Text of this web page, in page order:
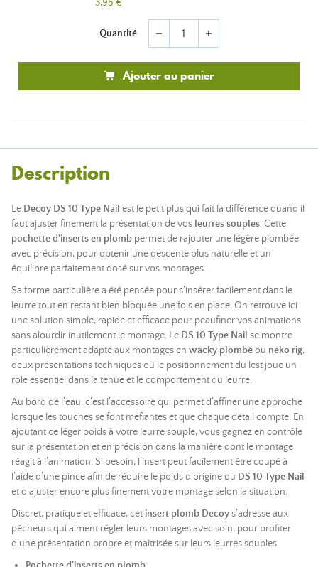
3,95 €
Quantité remove add
Ajouter au panier
Description
Le Decoy DS 10 Type Nail est le petit plus qui fait la différence quand il
faut ajuster finement la présentation de vos leurres souples. Cette
pochette d'inserts en plomb permet de rajouter une légère plombée
avec précision, pour obtenir une descente plus naturelle et un
équilibre parfaitement dosé sur vos montages.
Sa forme particulière a été pensée pour s’insérer facilement dans le
leurre tout en restant bien bloquée une fois en place. On retrouve ici
une solution simple, rapide et efficace pour peaufiner vos animations
sans alourdir inutilement le montage. Le DS 10 Type Nail se montre
particulièrement adapté aux montages en wacky plombéou neko rig,
deux présentations techniques où le positionnement du lest joue un
rôle essentiel dans la tenue et le comportement du leurre.
Au bord de l’eau, c’est l’accessoire qui permet d’affiner une approche
lorsque les touches se font méfiantes et que chaque détail compte. En
ajoutant ce léger poids à votre leurre souple, vous gagnez en contrôle
sur la présentation et en précision dans la manière dont le montage
réagit à l’animation. Si besoin, l’insert peut facilement être coupé à
l’aide d’une pince afin de réduire le poids d'origine du DS 10 Type Nail
et d’ajuster encore plus finement votre montage selon la situation.
Discret, pratique et efficace, cet insert plomb Decoys’adresse aux
pêcheurs qui aiment régler leurs montages avec soin, pour profiter
d’une présentation propre et maîtrisée sur leurs leurres souples.